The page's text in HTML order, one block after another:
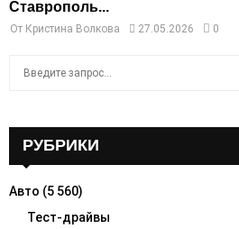
Ставрополь...
От Кристина Волкова 27.05.2026 0
o
РУБРИКИ
Авто (5 560)
Тест-драйвы